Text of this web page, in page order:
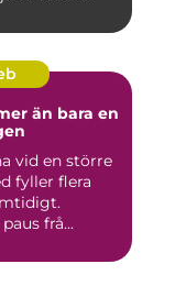
vid en större
fyller flera
frå...